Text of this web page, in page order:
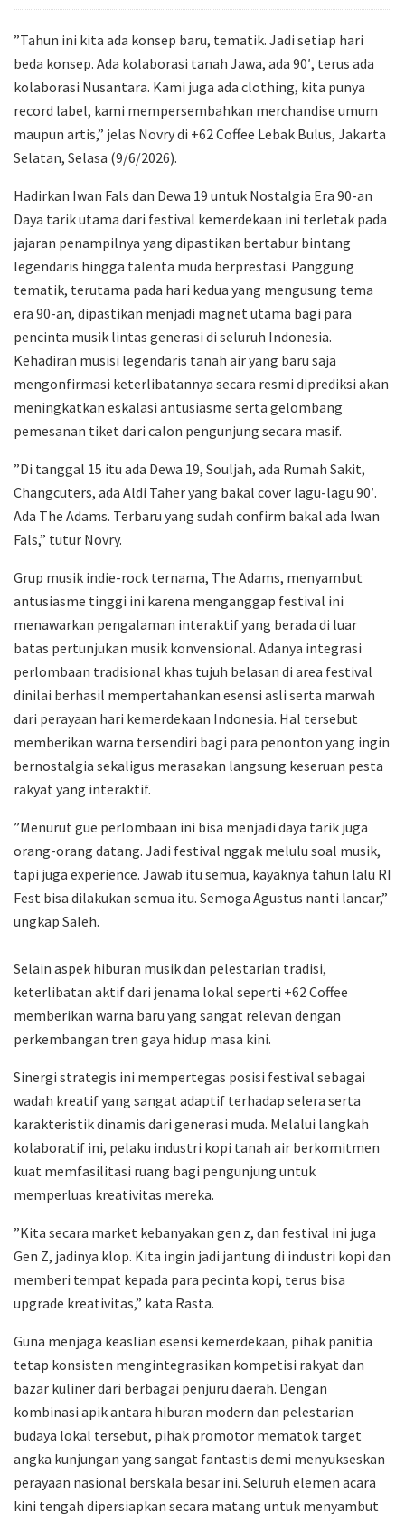
​”Tahun ini kita ada konsep baru, tematik. Jadi setiap hari
beda konsep. Ada kolaborasi tanah Jawa, ada 90′, terus ada
kolaborasi Nusantara. Kami juga ada clothing, kita punya
record label, kami mempersembahkan merchandise umum
maupun artis,” jelas Novry di +62 Coffee Lebak Bulus, Jakarta
Selatan, Selasa (9/6/2026).
​Hadirkan Iwan Fals dan Dewa 19 untuk Nostalgia Era 90-an
​Daya tarik utama dari festival kemerdekaan ini terletak pada
jajaran penampilnya yang dipastikan bertabur bintang
legendaris hingga talenta muda berprestasi. Panggung
tematik, terutama pada hari kedua yang mengusung tema
era 90-an, dipastikan menjadi magnet utama bagi para
pencinta musik lintas generasi di seluruh Indonesia.
Kehadiran musisi legendaris tanah air yang baru saja
mengonfirmasi keterlibatannya secara resmi diprediksi akan
meningkatkan eskalasi antusiasme serta gelombang
pemesanan tiket dari calon pengunjung secara masif.
​”Di tanggal 15 itu ada Dewa 19, Souljah, ada Rumah Sakit,
Changcuters, ada Aldi Taher yang bakal cover lagu-lagu 90′.
Ada The Adams. Terbaru yang sudah confirm bakal ada Iwan
Fals,” tutur Novry.
​Grup musik indie-rock ternama, The Adams, menyambut
antusiasme tinggi ini karena menganggap festival ini
menawarkan pengalaman interaktif yang berada di luar
batas pertunjukan musik konvensional. Adanya integrasi
perlombaan tradisional khas tujuh belasan di area festival
dinilai berhasil mempertahankan esensi asli serta marwah
dari perayaan hari kemerdekaan Indonesia. Hal tersebut
memberikan warna tersendiri bagi para penonton yang ingin
bernostalgia sekaligus merasakan langsung keseruan pesta
rakyat yang interaktif.
​”Menurut gue perlombaan ini bisa menjadi daya tarik juga
orang-orang datang. Jadi festival nggak melulu soal musik,
tapi juga experience. Jawab itu semua, kayaknya tahun lalu RI
Fest bisa dilakukan semua itu. Semoga Agustus nanti lancar,”
ungkap Saleh.
​Selain aspek hiburan musik dan pelestarian tradisi,
keterlibatan aktif dari jenama lokal seperti +62 Coffee
memberikan warna baru yang sangat relevan dengan
perkembangan tren gaya hidup masa kini.
Sinergi strategis ini mempertegas posisi festival sebagai
wadah kreatif yang sangat adaptif terhadap selera serta
karakteristik dinamis dari generasi muda. Melalui langkah
kolaboratif ini, pelaku industri kopi tanah air berkomitmen
kuat memfasilitasi ruang bagi pengunjung untuk
memperluas kreativitas mereka.
​”Kita secara market kebanyakan gen z, dan festival ini juga
Gen Z, jadinya klop. Kita ingin jadi jantung di industri kopi dan
memberi tempat kepada para pecinta kopi, terus bisa
upgrade kreativitas,” kata Rasta.
​Guna menjaga keaslian esensi kemerdekaan, pihak panitia
tetap konsisten mengintegrasikan kompetisi rakyat dan
bazar kuliner dari berbagai penjuru daerah. Dengan
kombinasi apik antara hiburan modern dan pelestarian
budaya lokal tersebut, pihak promotor mematok target
angka kunjungan yang sangat fantastis demi menyukseskan
perayaan nasional berskala besar ini. Seluruh elemen acara
kini tengah dipersiapkan secara matang untuk menyambut